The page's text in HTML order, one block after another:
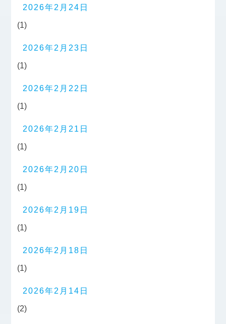
2026年2月24日
(1)
2026年2月23日
(1)
2026年2月22日
(1)
2026年2月21日
(1)
2026年2月20日
(1)
2026年2月19日
(1)
2026年2月18日
(1)
2026年2月14日
(2)